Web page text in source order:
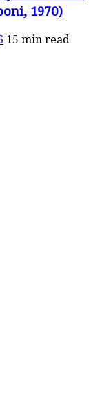
1970)
15 min read